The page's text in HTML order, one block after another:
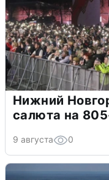
Нижний
салюта на
9 августа 0